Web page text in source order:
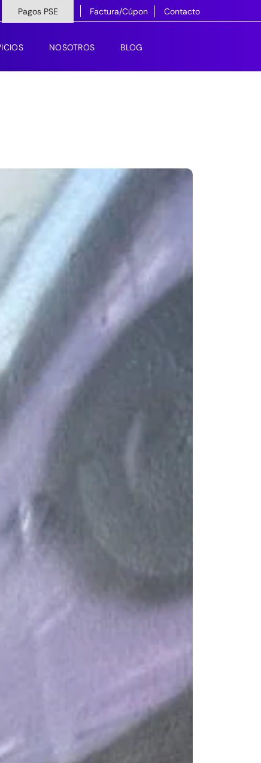
Pagos PSE Factura/Cúpon Contacto
NOSOTROS BLOG